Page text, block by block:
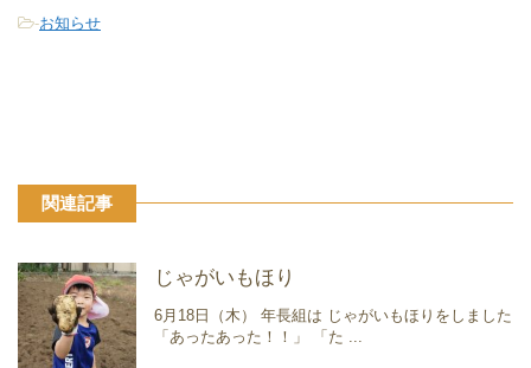
-お知らせ
関連記事
じゃがいもほり
6月18日（木） 年長組は じゃがいもほりをしました
「あったあった！！」 「た ...